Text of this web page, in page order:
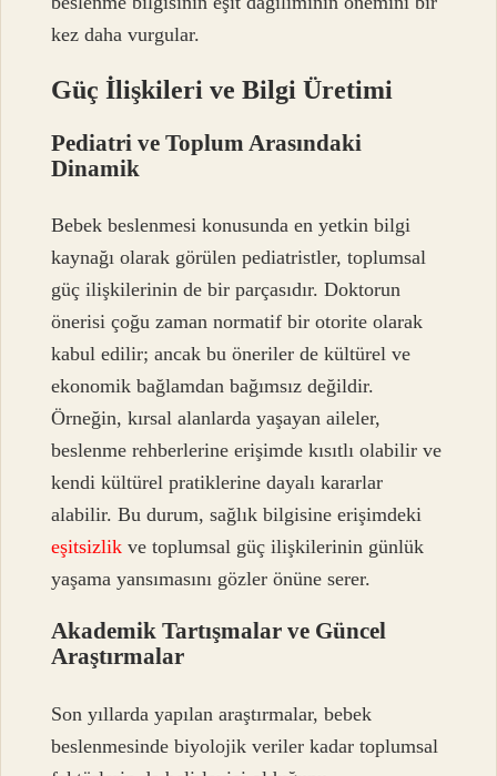
kez daha vurgular.
Güç İlişkileri ve Bilgi Üretimi
Pediatri ve Toplum Arasındaki
Dinamik
Bebek beslenmesi konusunda en yetkin bilgi
kaynağı olarak görülen pediatristler, toplumsal
güç ilişkilerinin de bir parçasıdır. Doktorun
önerisi çoğu zaman normatif bir otorite olarak
kabul edilir; ancak bu öneriler de kültürel ve
ekonomik bağlamdan bağımsız değildir.
Örneğin, kırsal alanlarda yaşayan aileler,
beslenme rehberlerine erişimde kısıtlı olabilir ve
kendi kültürel pratiklerine dayalı kararlar
alabilir. Bu durum, sağlık bilgisine erişimdeki
eşitsizlik ve toplumsal güç ilişkilerinin günlük
yaşama yansımasını gözler önüne serer.
Akademik Tartışmalar ve Güncel
Araştırmalar
Son yıllarda yapılan araştırmalar, bebek
beslenmesinde biyolojik veriler kadar toplumsal